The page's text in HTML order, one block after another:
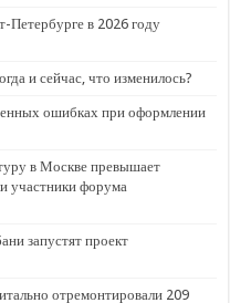
в 2026 году
и сейчас, что изменилось?
ошибках при оформлении
в Москве превышает
участники форума
запустят проект
отремонтировали 209